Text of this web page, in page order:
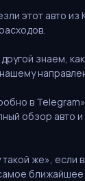
этот авто из
знаем,
в
обзор авто
же», если